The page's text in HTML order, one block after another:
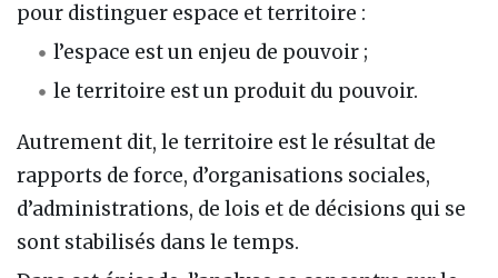
pour distinguer espace et territoire :
l’espace est un enjeu de pouvoir ;
le territoire est un produit du pouvoir.
Autrement dit, le territoire est le résultat de
rapports de force, d’organisations sociales,
d’administrations, de lois et de décisions qui se
sont stabilisés dans le temps.